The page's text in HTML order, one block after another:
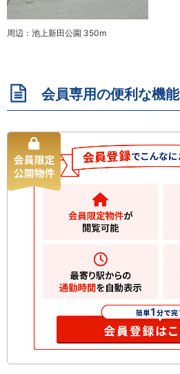
周辺：池上新田公園 350m
会員専用の便利な機能